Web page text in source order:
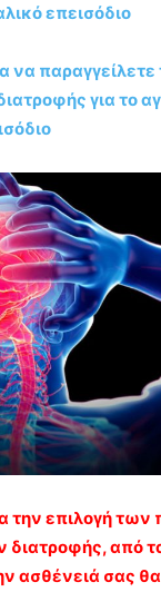
επεισόδιο
να
για το
την επιλογή των
από
ασθένειά σας θα